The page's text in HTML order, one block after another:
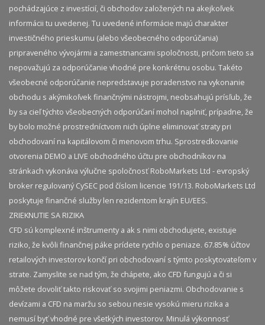
pochádzajúce z investícií, či obchodov založených na akejkoľvek
informácii tu uvedenej. Tu uvedené informácie majú charakter
investičného prieskumu (alebo všeobecného odporúčania)
pripraveného vývojármi a zamestnancami spoločnosti, pričom tieto sa
nepovažujú za odporúčanie vhodné pre konkrétnu osobu. Takéto
všeobecné odporúčanie nepredstavuje poradenstvo na vykonanie
obchodu s akýmikoľvek finančnými nástrojmi, neobsahujú prísľub, že
by sa cieľ týchto všeobecných odporúčaní mohol naplniť, prípadne, že
by bolo možné prostredníctvom nich úplne eliminovať straty pri
obchodovaní na kapitálovom či menovom trhu. Sprostredkovanie
otvorenia DEMO a LIVE obchodného účtu pre obchodníkov na
stránkach vykonáva výlučne spoločnosť RoboMarkets Ltd - evropský
broker regulovaný CySEC pod číslom licencie 191/13. RoboMarkets Ltd
poskytuje finančné služby len rezidentom krajín EU/EES.
ZRIEKNUTIE SA RIZIKA
CFD sú komplexné inštrumenty a ak s nimi obchodujete, existuje
riziko, že kvôli finančnej páke prídete rychlo o peniaze. 67.85% účtov
retailových investorov končí pri obchodovaní s týmto poskytovateľom v
strate. Zamyslite se nad tým, že chápete, ako CFD fungujú a či si
môžete dovoliť takto riskovať so svojimi peniazmi. Obchodovanie s
devízami a CFD na maržu so sebou nesie vysokú mieru rizika a
nemusí byť vhodné pre všetkých investorov. Minulá výkonnosť